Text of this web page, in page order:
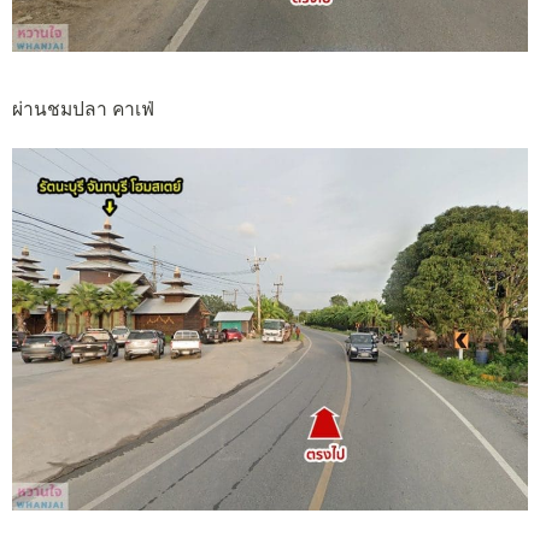
ผ่านชมปลา คาเฟ่